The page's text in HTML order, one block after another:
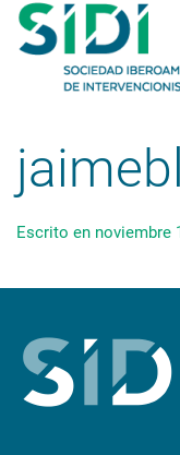
Skip to main
Escrito en noviembre